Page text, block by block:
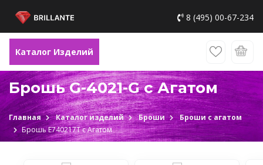
8 (495) 00-67-234
Каталог Изделий
Брошь G-4021-G c Агатом
Главная Каталог изделий Броши
Броши с агатом
Брошь Е740217Т c Агатом